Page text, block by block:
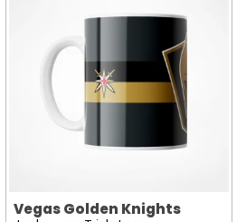
Vegas Golden Knights